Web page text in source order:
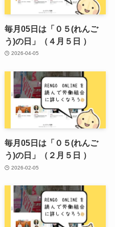
毎月05日は「０５(れんご
う)の日」（４月５日 ）
2026-04-05
毎月05日は「０５(れんご
う)の日」（２月５日 ）
2026-02-05